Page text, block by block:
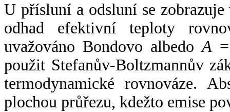
U přísluní a odsluní se
odhad efektivní teploty
uvažováno Bondovo albedoA
použit Stefanův-Boltzmannův
termodynamické rovnováze.
plochou průřezu, kdežto emise